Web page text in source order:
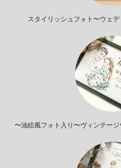
スタイリッシュフォト〜ウェ
〜油絵風フォト入り〜ヴィンテー